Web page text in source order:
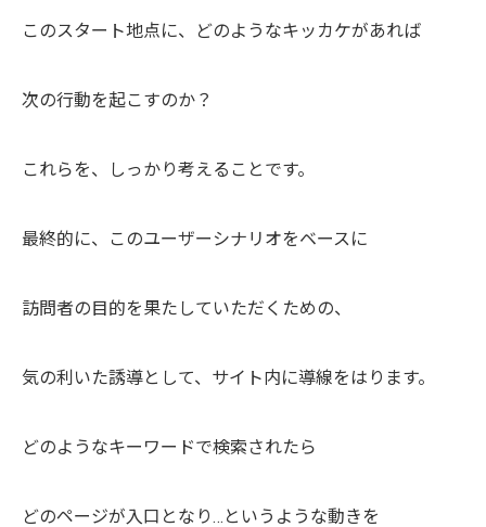
このスタート地点に、どのようなキッカケがあれば
次の行動を起こすのか？
これらを、しっかり考えることです。
最終的に、このユーザーシナリオをベースに
訪問者の目的を果たしていただくための、
気の利いた誘導として、サイト内に導線をはります。
どのようなキーワードで検索されたら
どのページが入口となり…というような動きを